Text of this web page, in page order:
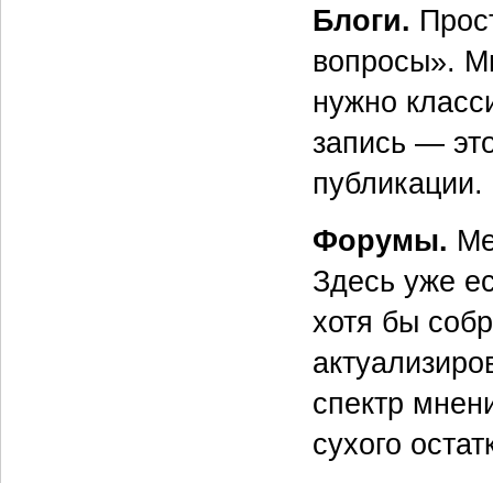
Блоги.
вопросы».
нужно
запись —
публикации.
Форумы.
Здесь уже
хотя бы
спектр
сухого